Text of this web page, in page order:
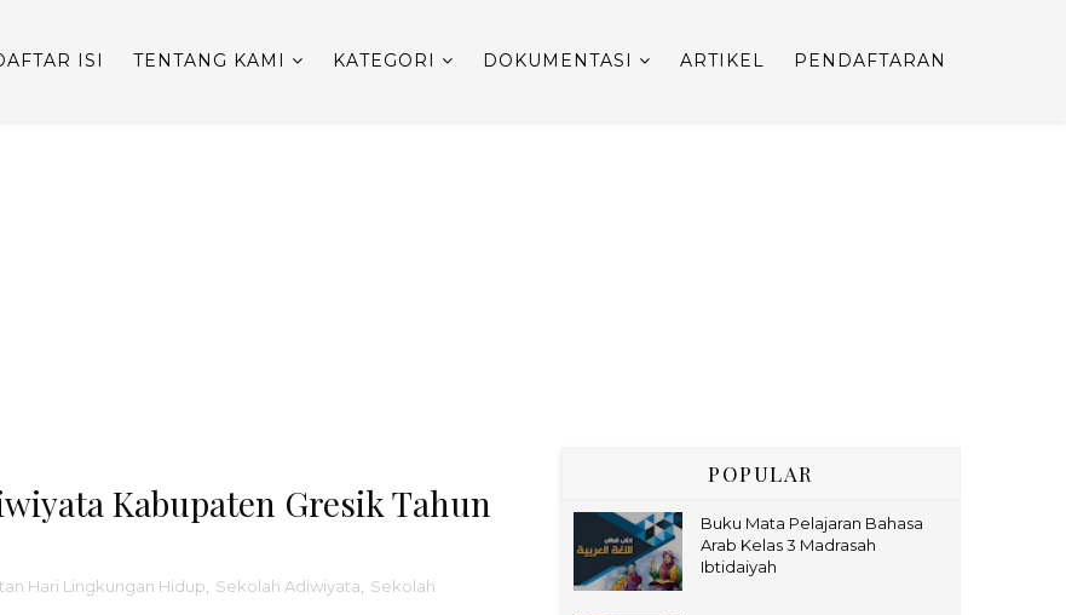
ISI TENTANG KAMI KATEGORI DOKUMENTASI ARTIKEL PENDAFTARAN
Kabupaten Gresik Tahun
Hari Lingkungan Hidup Sekolah Adiwiyata
Sekolah
POPULAR
Buku Mata Pelajaran Bahasa
Arab Kelas 3 Madrasah
Ibtidaiyah